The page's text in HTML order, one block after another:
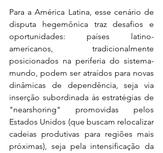
Para a América Latina, esse cenário de
disputa hegemônica traz desafios e
oportunidades: países latino-
americanos, tradicionalmente
posicionados na periferia do sistema-
mundo, podem ser atraídos para novas
dinâmicas de dependência, seja via
inserção subordinada às estratégias de
"nearshoring" promovidas pelos
Estados Unidos (que buscam relocalizar
cadeias produtivas para regiões mais
próximas), seja pela intensificação da